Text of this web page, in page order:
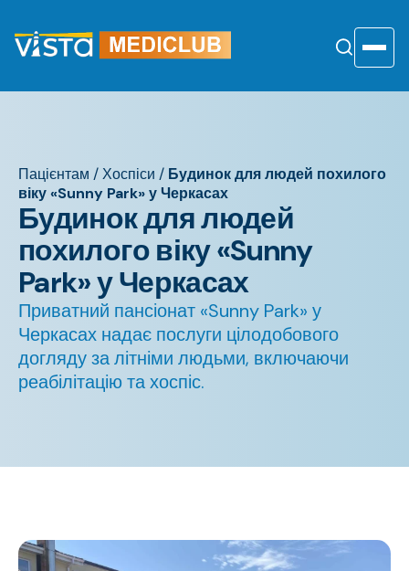
змісту
Пацієнтам /Хоспіси / Будинок для людей похилого
віку «Sunny Park» у Черкасах
Будинок для людей
похилого віку «Sunny
Park» у Черкасах
Приватний пансіонат «Sunny Park» у
Черкасах надає послуги цілодобового
догляду за літніми людьми, включаючи
реабілітацію та хоспіс.